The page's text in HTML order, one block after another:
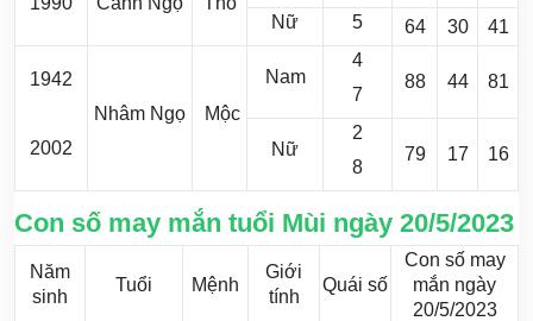
Nữ
5 64 30 41
1942
2002
Nhâm Ngọ Mộc
Nam
4
7
88 44 81
Nữ
2
8
79 17 16
Con số may mắn tuổi Mùi ngày 20/5/2023
Năm
sinh
Tuổi Mệnh
Giới
tính
Quái số
Con số may
mắn ngày
20/5/2023